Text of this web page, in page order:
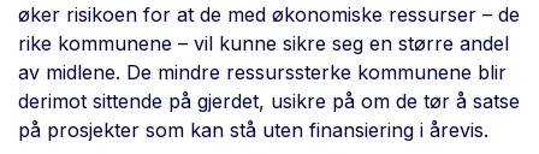
øker risikoen for at de med økonomiske ressurser – de
rike kommunene – vil kunne sikre seg en større andel
av midlene. De mindre ressurssterke kommunene blir
derimot sittende på gjerdet, usikre på om de tør å satse
på prosjekter som kan stå uten finansiering i årevis.